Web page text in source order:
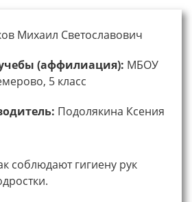
Михаил Светославович
(аффилиация): МБОУ
5 класс
Подолякина Ксения
соблюдают гигиену рук